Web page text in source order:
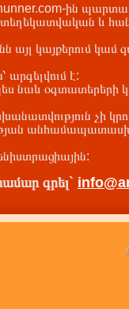
ին
և
այլ կայքերում կամ
արգելվում է:
նաև օգտատերերի
չի
գրել`